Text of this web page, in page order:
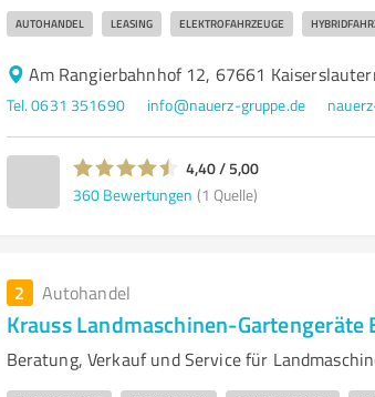
AUTOHANDEL LEASING ELEKTROFAHRZEUGE
Am Rangierbahnhof 12, 67661
Tel. 0631 351690 info@nauerz-gruppe.de
4,40 / 5,00
360 Bewertungen (1 Quelle)
2 Autohandel
Krauss Landmaschinen-Gartengeräte
Beratung, Verkauf und Service für